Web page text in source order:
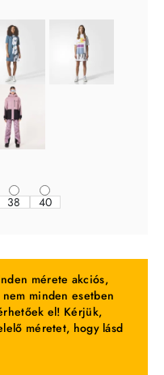
38 40
mérete akciós,
minden esetben
el! Kérjük,
méretet, hogy lásd